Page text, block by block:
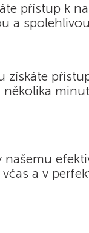
přístup k
a
získáte
našemu
a v